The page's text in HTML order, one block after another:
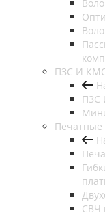
ПЗС И
ПЗС
Печатные
СВЧ